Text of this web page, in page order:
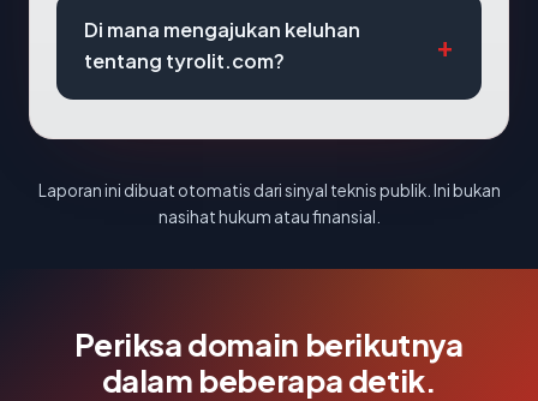
Di mana mengajukan keluhan
tentang tyrolit.com?
Laporan ini dibuat otomatis dari sinyal teknis publik. Ini bukan
nasihat hukum atau finansial.
Periksa domain berikutnya
dalam beberapa detik.